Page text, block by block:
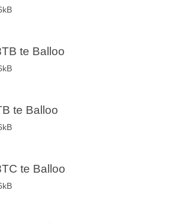
te Balloo
te Balloo
te Balloo